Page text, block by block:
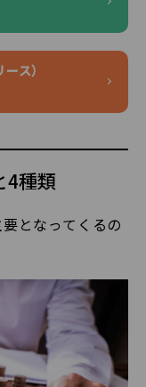
ス）
4種類
となってくるの